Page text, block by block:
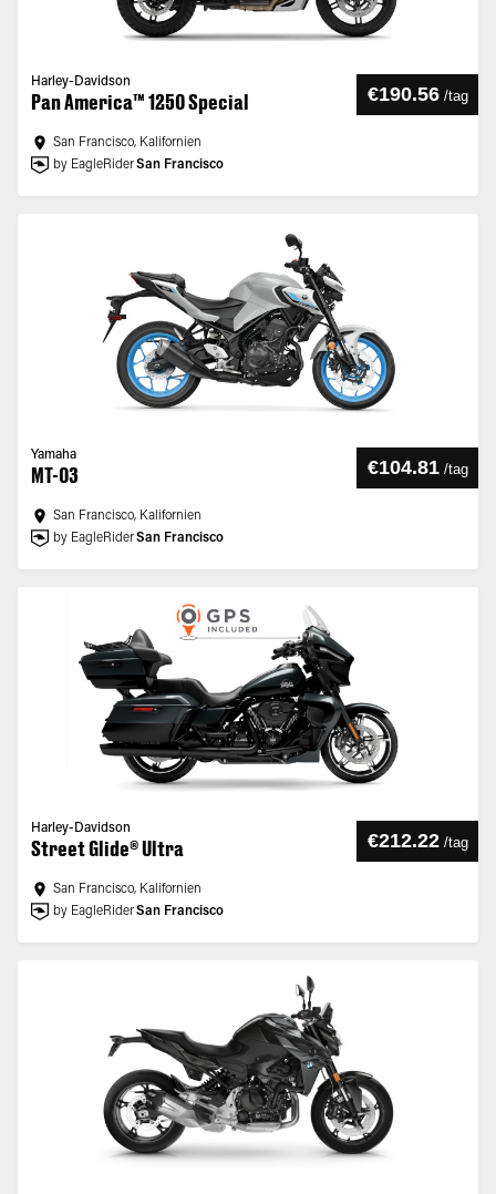
Harley-Davidson
Pan America™ 1250 Special €190.56 /tag
San Francisco, Kalifornien
by EagleRiderSan Francisco
Yamaha
MT-03 €104.81 /tag
San Francisco, Kalifornien
by EagleRiderSan Francisco
Harley-Davidson
Street Glide® Ultra €212.22 /tag
San Francisco, Kalifornien
by EagleRiderSan Francisco